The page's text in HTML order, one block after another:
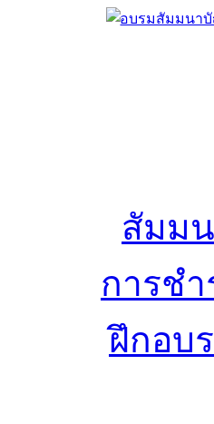
สัมม
การช
ฝึกอบ